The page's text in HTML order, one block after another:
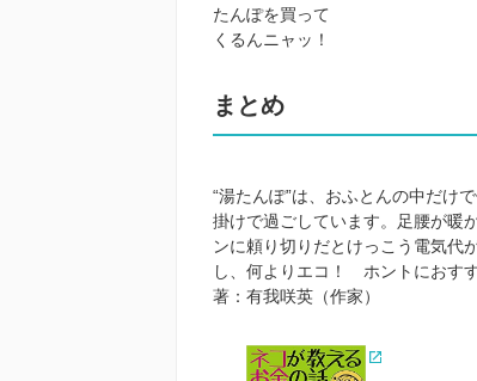
たんぽを買って
くるんニャッ！
まとめ
“湯たんぽ”は、おふとんの中だけ
掛けで過ごしています。足腰が暖
ンに頼り切りだとけっこう電気代
し、何よりエコ！ ホントにおすす
著：有我咲英（作家）